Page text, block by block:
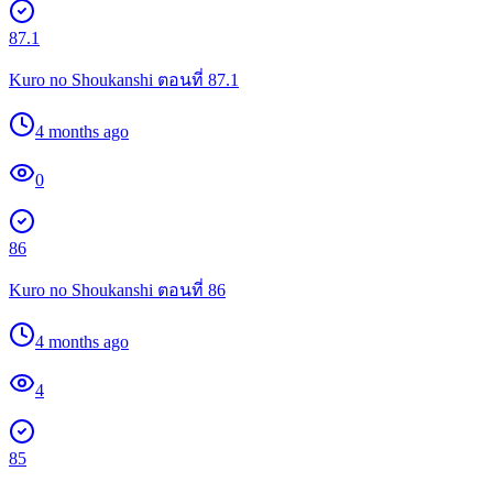
87.1
Kuro no Shoukanshi ตอนที่ 87.1
4 months ago
0
86
Kuro no Shoukanshi ตอนที่ 86
4 months ago
4
85